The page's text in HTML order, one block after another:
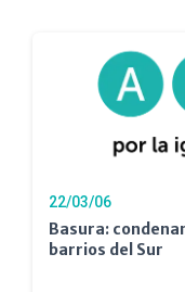
22/03/06
Basura:
barrios del Sur